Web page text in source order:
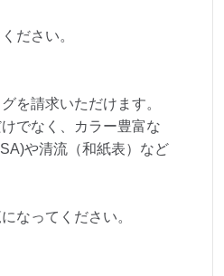
ださい。
を請求いただけます。
でなく、カラー豊富な
や清流（和紙表）など
なってください。